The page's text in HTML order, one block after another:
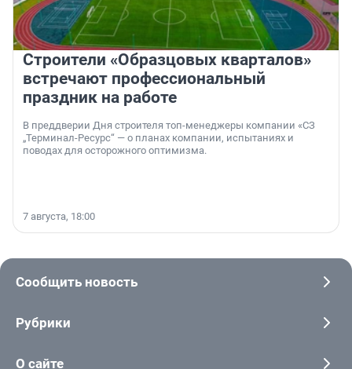
Строители «Образцовых кварталов»
встречают профессиональный
праздник на работе
В преддверии Дня строителя топ-менеджеры компании «СЗ
„Терминал-Ресурс“ — о планах компании, испытаниях и
поводах для осторожного оптимизма.
7 августа, 18:00
Сообщить новость
Рубрики
О сайте